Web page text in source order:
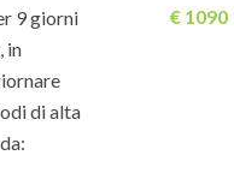
utilizzare
pranzo o la cena presso il
scogliera panoramica.
9 giorni
in
di alta
€ 1090